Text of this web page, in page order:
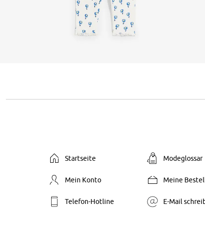
Startseite Modeglossar
Mein Konto Meine
Telefon-Hotline E-Mail